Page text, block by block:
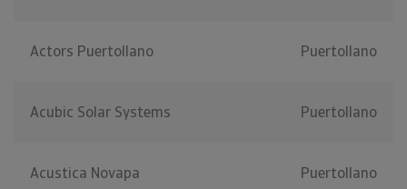
Actors Puertollano Puertollano
Acubic Solar Systems Puertollano
Acustica Novapa Puertollano